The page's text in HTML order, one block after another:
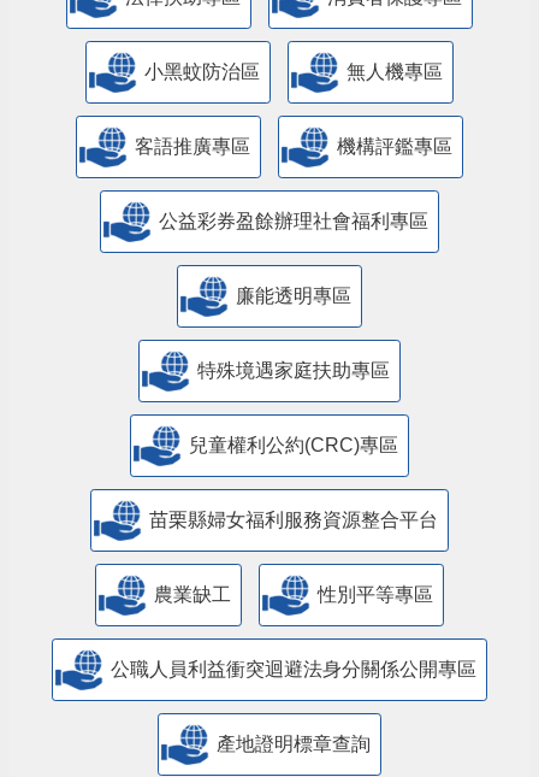
小黑蚊防治區 無人機專區
客語推廣專區 機構評鑑專區
公益彩券盈餘辦理社會福利專區
廉能透明專區
特殊境遇家庭扶助專區
兒童權利公約(CRC)專區
苗栗縣婦女福利服務資源整合平台
農業缺工 性別平等專區
公職人員利益衝突迴避法身分關係公開專區
產地證明標章查詢